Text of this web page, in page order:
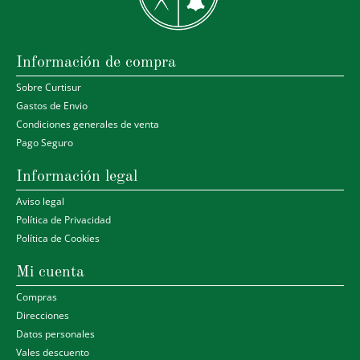
Información de compra
Sobre Curtisur
Gastos de Envio
Condiciones generales de venta
Pago Seguro
Información legal
Aviso legal
Política de Privacidad
Política de Cookies
Mi cuenta
Compras
Direcciones
Datos personales
Vales descuento